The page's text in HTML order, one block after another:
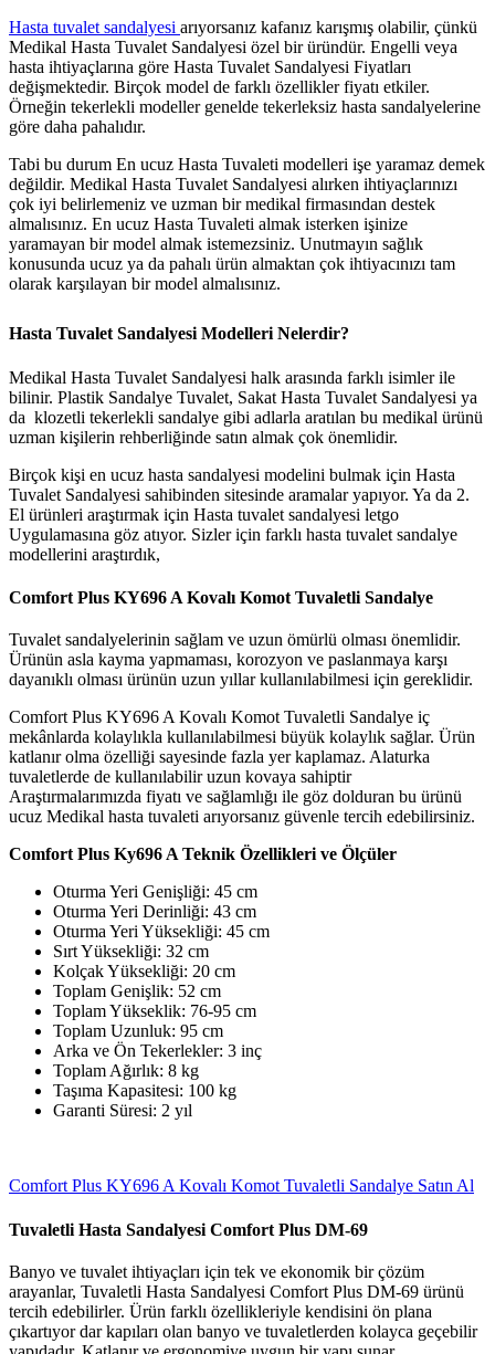
Hasta tuvalet sandalyesi arıyorsanız kafanız karışmış olabilir, çünkü
Medikal Hasta Tuvalet Sandalyesi özel bir üründür. Engelli veya
hasta ihtiyaçlarına göre Hasta Tuvalet Sandalyesi Fiyatları
değişmektedir. Birçok model de farklı özellikler fiyatı etkiler.
Örneğin tekerlekli modeller genelde tekerleksiz hasta sandalyelerine
göre daha pahalıdır.
Tabi bu durum En ucuz Hasta Tuvaleti modelleri işe yaramaz demek
değildir. Medikal Hasta Tuvalet Sandalyesi alırken ihtiyaçlarınızı
çok iyi belirlemeniz ve uzman bir medikal firmasından destek
almalısınız. En ucuz Hasta Tuvaleti almak isterken işinize
yaramayan bir model almak istemezsiniz. Unutmayın sağlık
konusunda ucuz ya da pahalı ürün almaktan çok ihtiyacınızı tam
olarak karşılayan bir model almalısınız.
Hasta Tuvalet Sandalyesi Modelleri Nelerdir?
Medikal Hasta Tuvalet Sandalyesi halk arasında farklı isimler ile
bilinir. Plastik Sandalye Tuvalet, Sakat Hasta Tuvalet Sandalyesi ya
da klozetli tekerlekli sandalye gibi adlarla aratılan bu medikal ürünü
uzman kişilerin rehberliğinde satın almak çok önemlidir.
Birçok kişi en ucuz hasta sandalyesi modelini bulmak için Hasta
Tuvalet Sandalyesi sahibinden sitesinde aramalar yapıyor. Ya da 2.
El ürünleri araştırmak için Hasta tuvalet sandalyesi letgo
Uygulamasına göz atıyor. Sizler için farklı hasta tuvalet sandalye
modellerini araştırdık,
Comfort Plus KY696 A Kovalı Komot Tuvaletli Sandalye
Tuvalet sandalyelerinin sağlam ve uzun ömürlü olması önemlidir.
Ürünün asla kayma yapmaması, korozyon ve paslanmaya karşı
dayanıklı olması ürünün uzun yıllar kullanılabilmesi için gereklidir.
Comfort Plus KY696 A Kovalı Komot Tuvaletli Sandalye iç
mekânlarda kolaylıkla kullanılabilmesi büyük kolaylık sağlar. Ürün
katlanır olma özelliği sayesinde fazla yer kaplamaz. Alaturka
tuvaletlerde de kullanılabilir uzun kovaya sahiptir
Araştırmalarımızda fiyatı ve sağlamlığı ile göz dolduran bu ürünü
ucuz Medikal hasta tuvaleti arıyorsanız güvenle tercih edebilirsiniz.
Comfort Plus Ky696 A Teknik Özellikleri ve Ölçüler
Oturma Yeri Genişliği: 45 cm
Oturma Yeri Derinliği: 43 cm
Oturma Yeri Yüksekliği: 45 cm
Sırt Yüksekliği: 32 cm
Kolçak Yüksekliği: 20 cm
Toplam Genişlik: 52 cm
Toplam Yükseklik: 76-95 cm
Toplam Uzunluk: 95 cm
Arka ve Ön Tekerlekler: 3 inç
Toplam Ağırlık: 8 kg
Taşıma Kapasitesi: 100 kg
Garanti Süresi: 2 yıl
Comfort Plus KY696 A Kovalı Komot Tuvaletli Sandalye Satın Al
Tuvaletli Hasta Sandalyesi Comfort Plus DM-69
Banyo ve tuvalet ihtiyaçları için tek ve ekonomik bir çözüm
arayanlar, Tuvaletli Hasta Sandalyesi Comfort Plus DM-69 ürünü
tercih edebilirler. Ürün farklı özellikleriyle kendisini ön plana
çıkartıyor dar kapıları olan banyo ve tuvaletlerden kolayca geçebilir